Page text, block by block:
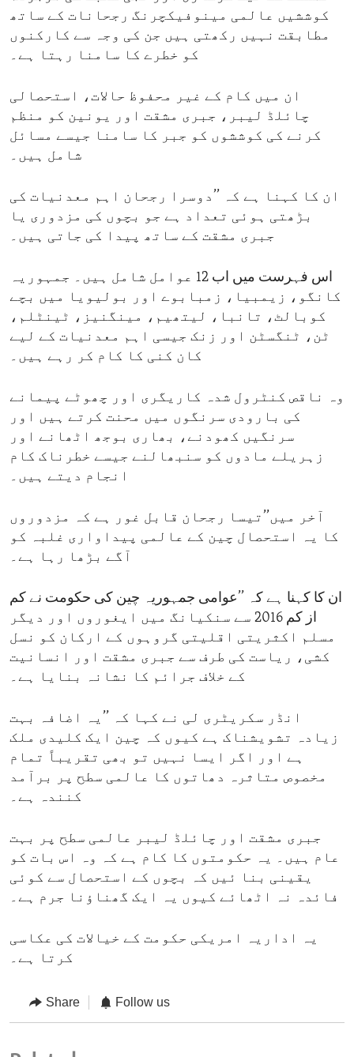
کوششیں عالمی مینوفیکچرنگ رجحانات کے ساتھ
مطابقت نہیں رکھتی ہیں جن کی وجہ سے کارکنوں
کو خطرے کا سامنا رہتا ہے۔
ان میں کام کے غیر محفوظ حالات، استحصالی
چائلڈ لیبر، جبری مشقت اور یونین کو منظم
کرنے کی کوششوں کو جبر کا سامنا جیسے مسائل
شامل ہیں۔
ان کا کہنا ہے کہ ’’دوسرا رجحان اہم معدنیات کی
بڑھتی ہوئی تعداد ہے جو بچوں کی مزدوری یا
جبری مشقت کے ساتھ پیدا کی جاتی ہیں۔
اس فہرست میں اب 12 عوامل شامل ہیں۔ جمہوریہ
کانگو، زیمبیا، زمبابوے اور بولیویا میں بچے
کوبالٹ، تانبا، لیتھیم، مینگنیز، ٹینٹلم،
ٹن، ٹنگسٹن اور زنک جیسی اہم معدنیات کے لیے
کان کنی کا کام کر رہے ہیں۔
وہ ناقص کنٹرول شدہ کاریگری اور چھوٹے پیمانے
کی بارودی سرنگوں میں محنت کرتے ہیں اور
سرنگیں کھودنے، بھاری بوجھ اٹھانے اور
زہریلے مادوں کو سنبھالنے جیسے خطرناک کام
انجام دیتے ہیں۔
آخر میں’’تیسا رجحان قابل غور ہے کہ مزدوروں
کا یہ استحصال چین کے عالمی پیداواری غلبہ کو
آگے بڑھا رہا ہے۔
ان کا کہنا ہے کہ ’’عوامی جمہوریہ چین کی حکومت نے کم
از کم 2016 سے سنکیانگ میں ایغوروں اور دیگر
مسلم اکثریتی اقلیتی گروہوں کے ارکان کو نسل
کشی، ریاست کی طرف سے جبری مشقت اور انسانیت
کے خلاف جرائم کا نشانہ بنایا ہے۔
انڈر سکریٹری لی نے کہا کہ ’’یہ اضافہ بہت
زیادہ تشویشناک ہے کیوں کہ چین ایک کلیدی ملک
ہے اور اگر ایسا نہیں تو بھی تقریباً تمام
مخصوص متاثرہ دھاتوں کا عالمی سطح پر برآمد
کنندہ ہے۔
جبری مشقت اور چائلڈ لیبر عالمی سطح پر بہت
عام ہیں۔ یہ حکومتوں کا کام ہے کہ وہ اس بات کو
یقینی بنا ئیں کہ بچوں کے استحصال سے کوئی
فائدہ نہ اٹھائے کیوں یہ ایک گھناؤنا جرم ہے۔
یہ اداریہ امریکی حکومت کے خیالات کی عکاسی
کرتا ہے۔
Share Follow us